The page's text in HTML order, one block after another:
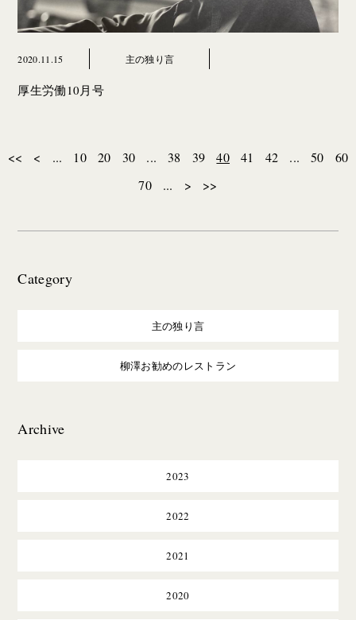
2020.11.15 主の独り言
厚生労働10月号
<< < ... 10 20 30 ... 38 39 40 41 42 ... 50
60
70
... > >>
Category
主の独り言
柳澤お勧めのレストラン
Archive
2023
2022
2021
2020